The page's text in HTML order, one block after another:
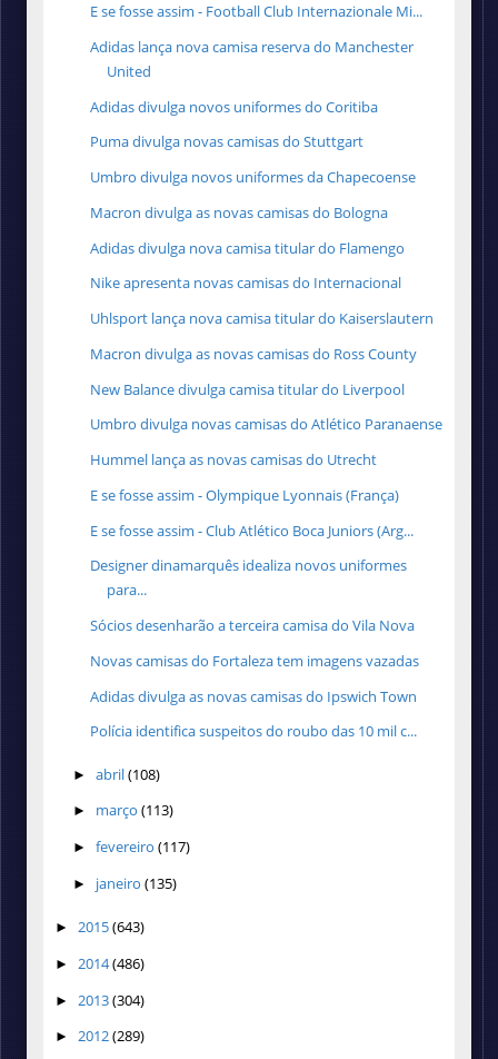
E se fosse assim - Football Club Internazionale Mi...
Adidas lança nova camisa reserva do Manchester
United
Adidas divulga novos uniformes do Coritiba
Puma divulga novas camisas do Stuttgart
Umbro divulga novos uniformes da Chapecoense
Macron divulga as novas camisas do Bologna
Adidas divulga nova camisa titular do Flamengo
Nike apresenta novas camisas do Internacional
Uhlsport lança nova camisa titular do Kaiserslautern
Macron divulga as novas camisas do Ross County
New Balance divulga camisa titular do Liverpool
Umbro divulga novas camisas do Atlético Paranaense
Hummel lança as novas camisas do Utrecht
E se fosse assim - Olympique Lyonnais (França)
E se fosse assim - Club Atlético Boca Juniors (Arg...
Designer dinamarquês idealiza novos uniformes
para...
Sócios desenharão a terceira camisa do Vila Nova
Novas camisas do Fortaleza tem imagens vazadas
Adidas divulga as novas camisas do Ipswich Town
Polícia identifica suspeitos do roubo das 10 mil c...
► abril(108)
► março (113)
► fevereiro (117)
► janeiro (135)
► 2015(643)
► 2014(486)
► 2013(304)
► 2012(289)